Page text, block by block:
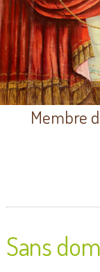
Membre
Sans